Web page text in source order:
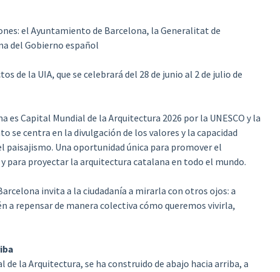
el Ayuntamiento de Barcelona, la Generalitat de
del Gobierno español
de la UIA, que se celebrará del 28 de junio al 2 de julio de
es Capital Mundial de la Arquitectura 2026 por la UNESCO y la
se centra en la divulgación de los valores y la capacidad
Una oportunidad única para promover el
proyectar la arquitectura catalana en todo el mundo.
invita a la ciudadanía a mirarla con otros ojos: a
repensar de manera colectiva cómo queremos vivirla,
la Arquitectura, se ha construido de abajo hacia arriba, a